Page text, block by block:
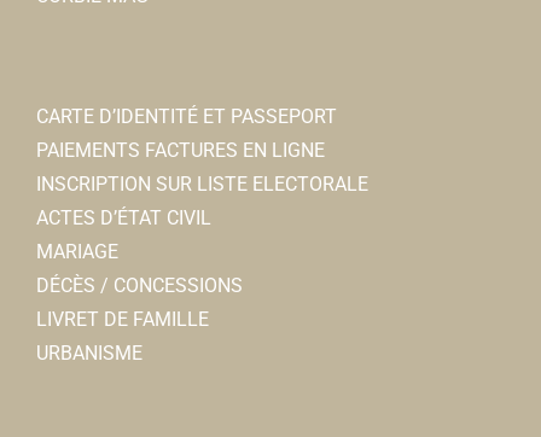
CARTE D’IDENTITÉ ET PASSEPORT
PAIEMENTS FACTURES EN LIGNE
INSCRIPTION SUR LISTE ELECTORALE
ACTES D’ÉTAT CIVIL
MARIAGE
DÉCÈS / CONCESSIONS
LIVRET DE FAMILLE
URBANISME